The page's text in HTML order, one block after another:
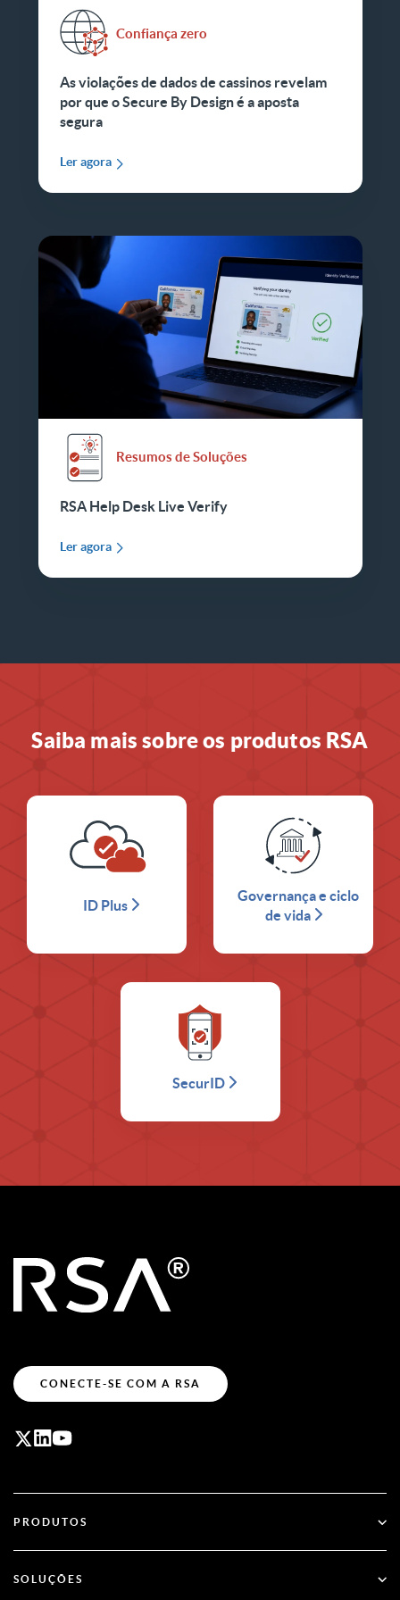
Confiança zero
As violações de dados de cassinos revelam
por que o Secure By Design é a aposta
segura
Ler agora
Resumos de Soluções
RSA Help Desk Live Verify
Ler agora
Saiba mais sobre os produtos RSA
ID Plus
Governança e ciclo
de vida
SecurID
CONECTE-SE COM A RSA
PRODUTOS
SOLUÇÕES